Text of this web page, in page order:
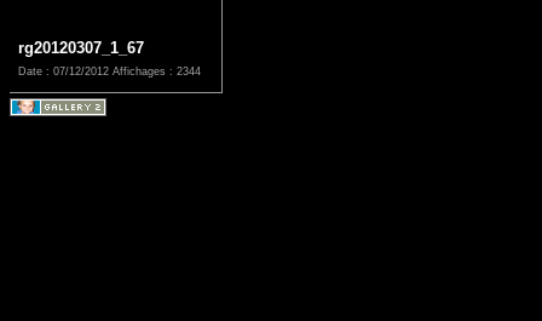
rg20120307_1_67
Date : 07/12/2012 Affichages : 2344